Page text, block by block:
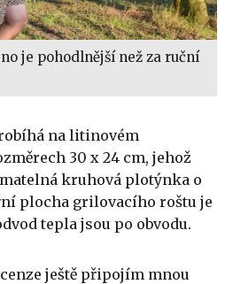
je pohodlnější než za ruční
na litinovém
30 x 24 cm, jehož
kruhová plotýnka o
plocha grilovacího roštu je
tepla jsou po obvodu.
ještě připojím mnou